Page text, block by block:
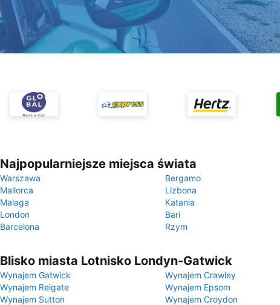
Najpopularniejsze miejsca świata
Warszawa
Bergamo
Mallorca
Lizbona
Malaga
Katania
London
Bari
Barcelona
Rzym
Blisko miasta Lotnisko Londyn-Gatwick
Wynajem Gatwick
Wynajem Crawley
Wynajem Reigate
Wynajem Epsom
Wynajem Sutton
Wynajem Croydon